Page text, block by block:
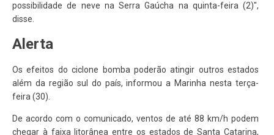
possibilidade de neve na Serra Gaúcha na quinta-feira (2)",
disse.
Alerta
Os efeitos do ciclone bomba poderão atingir outros estados
além da região sul do país, informou a Marinha nesta terça-
feira (30).
De acordo com o comunicado, ventos de até 88 km/h podem
chegar à faixa litorânea entre os estados de Santa Catarina,